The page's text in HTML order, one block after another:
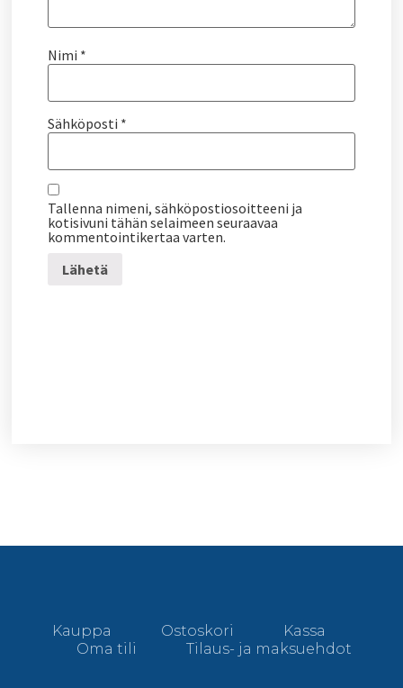
Nimi *
Sähköposti *
Tallenna nimeni, sähköpostiosoitteeni ja
kotisivuni tähän selaimeen seuraavaa
kommentointikertaa varten.
Kauppa Ostoskori
Kassa
Oma tili
Tilaus- ja maksuehdot